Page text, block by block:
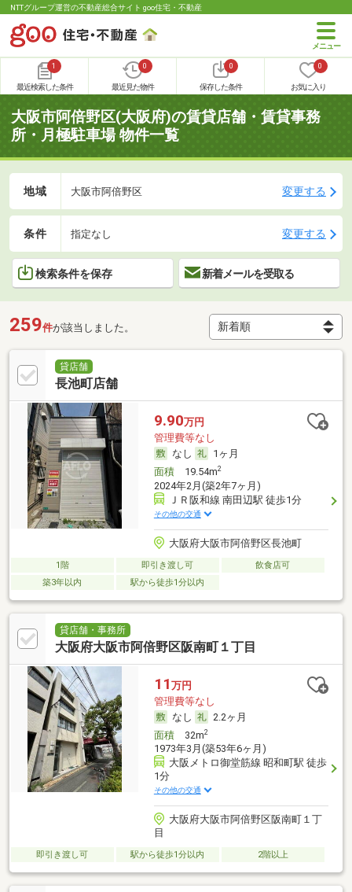
NTTグループ運営の不動産総合サイト goo住宅・不動産
1
最近検索した条件
0
最近見た物件
0
保存した条件
0
お気に入り
大阪市阿倍野区(大阪府)の賃貸店舗・賃貸事務
所・月極駐車場 物件一覧
地域 大阪市阿倍野区 変更する
条件 指定なし 変更する
検索条件を保存 新着メールを受取る
259件が該当しました。
貸店舗
長池町店舗
9.90万円
管理費等なし
なし
1ヶ月
面積19.54m2
2024年2月(築2年7ヶ月)
ＪＲ阪和線 南田辺駅 徒歩1分
その他の交通
大阪府大阪市阿倍野区長池町
1階 即引き渡し可
飲食店可
築3年以内
駅から徒歩1分以内
貸店舗・事務所
大阪府大阪市阿倍野区阪南町１丁目
11 万円
管理費等なし
なし
2.2ヶ月
面積32m2
1973年3月(築53年6ヶ月)
大阪メトロ御堂筋線 昭和町駅 徒歩
1分
その他の交通
大阪府大阪市阿倍野区阪南町１丁
目
即引き渡し可 駅から徒歩1分以内 2階以上